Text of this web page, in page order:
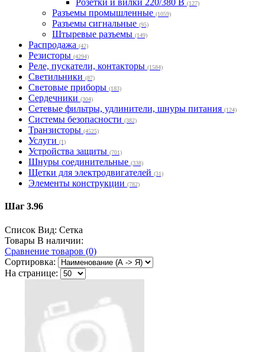
Розетки и вилки 220/380 В (127)
Разъемы промышленные (1059)
Разъемы сигнальные (95)
Штыревые разъемы (149)
Распродажа (42)
Резисторы (4294)
Реле, пускатели, контакторы (1584)
Светильники (87)
Световые приборы (183)
Сердечники (304)
Сетевые фильтры, удлинители, шнуры питания (124)
Системы безопасности (382)
Транзисторы (4525)
Услуги (1)
Устройства защиты (701)
Шнуры соединительные (338)
Щетки для электродвигателей (31)
Элементы конструкции (782)
Шаг 3.96
Список Вид: Сетка
Товары В наличии:
Сравнение товаров (0)
Сортировка:
На странице: